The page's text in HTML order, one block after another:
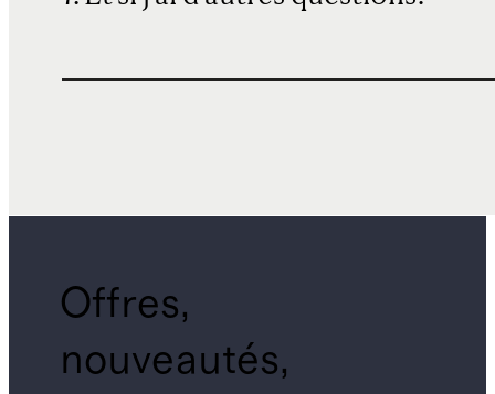
Offres,
nouveautés,